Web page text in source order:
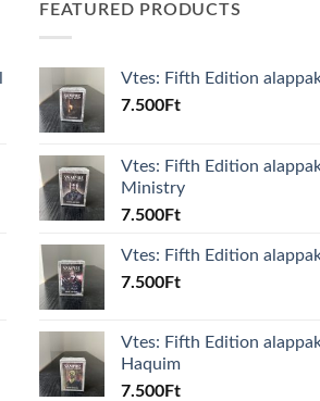
FEATURED PRODUCTS
Vtes: Fifth Edition
7.500Ft
Vtes: Fifth Edition
Ministry
7.500Ft
Vtes: Fifth Edition
7.500Ft
Vtes: Fifth Edition
Haquim
7.500Ft